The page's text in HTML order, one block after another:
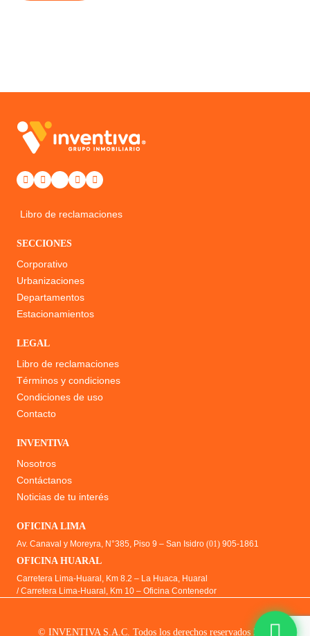
Libro de reclamaciones
SECCIONES
Corporativo
Urbanizaciones
Departamentos
Estacionamientos
LEGAL
Libro de reclamaciones
Términos y condiciones
Condiciones de uso
Contacto
INVENTIVA
Nosotros
Contáctanos
Noticias de tu interés
OFICINA LIMA
Av. Canaval y Moreyra, N°385, Piso 9 – San Isidro (01) 905-1861
OFICINA HUARAL
Carretera Lima-Huaral, Km 8.2 – La Huaca, Huaral
/ Carretera Lima-Huaral, Km 10 – Oficina Contenedor
© INVENTIVA S.A.C. Todos los derechos reservados 2026